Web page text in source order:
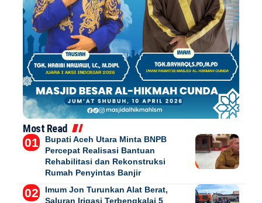
Most Read
Bupati Aceh Utara Minta BNPB
Percepat Realisasi Bantuan
Rehabilitasi dan Rekonstruksi
Rumah Penyintas Banjir
Imum Jon Turunkan Alat Berat,
Saluran Irigasi Terbengkalai 5